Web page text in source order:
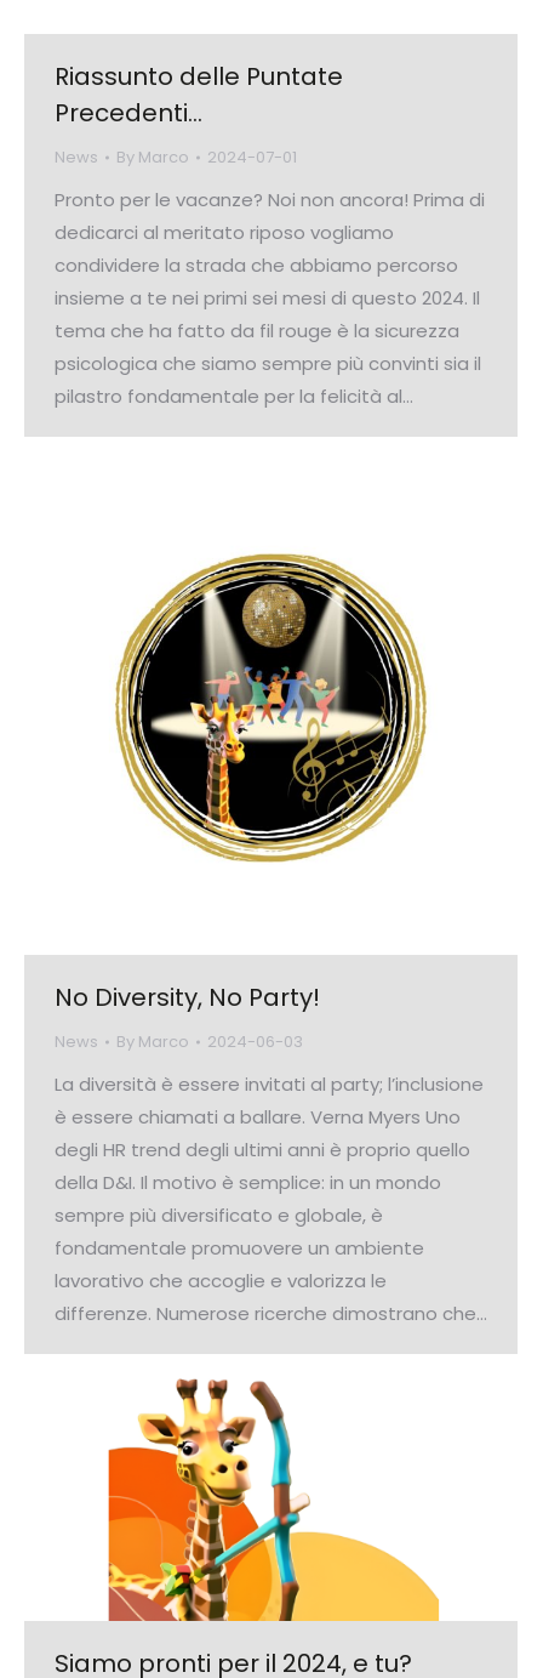
Riassunto delle Puntate
Precedenti…
News By Marco 2024-07-01
Pronto per le vacanze? Noi non ancora! Prima di
dedicarci al meritato riposo vogliamo
condividere la strada che abbiamo percorso
insieme a te nei primi sei mesi di questo 2024. Il
tema che ha fatto da fil rouge è la sicurezza
psicologica che siamo sempre più convinti sia il
pilastro fondamentale per la felicità al…
No Diversity, No Party!
News By Marco 2024-06-03
La diversità è essere invitati al party; l’inclusione
è essere chiamati a ballare. Verna Myers Uno
degli HR trend degli ultimi anni è proprio quello
della D&I. Il motivo è semplice: in un mondo
sempre più diversificato e globale, è
fondamentale promuovere un ambiente
lavorativo che accoglie e valorizza le
differenze. Numerose ricerche dimostrano che…
Siamo pronti per il 2024, e tu?